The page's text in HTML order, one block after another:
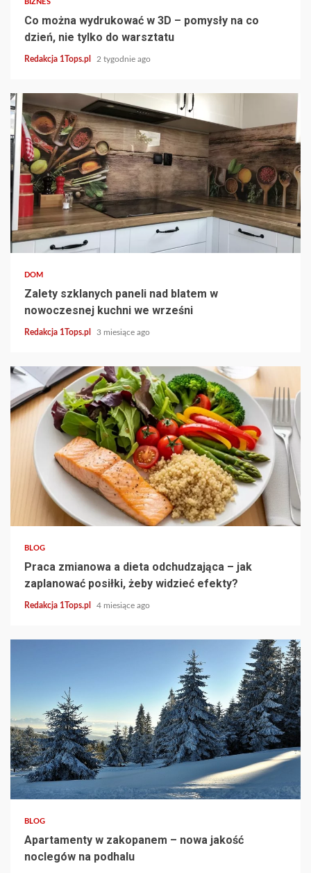
BIZNES
Co można wydrukować w 3D – pomysły na co
dzień, nie tylko do warsztatu
Redakcja 1Tops.pl 2 tygodnie ago
4 min read
DOM
Zalety szklanych paneli nad blatem w
nowoczesnej kuchni we wrześni
Redakcja 1Tops.pl 3 miesiące ago
3 min read
BLOG
Praca zmianowa a dieta odchudzająca – jak
zaplanować posiłki, żeby widzieć efekty?
Redakcja 1Tops.pl 4 miesiące ago
3 min read
BLOG
Apartamenty w zakopanem – nowa jakość
noclegów na podhalu